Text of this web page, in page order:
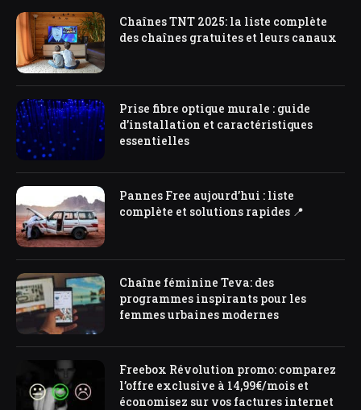
Chaînes TNT 2025: la liste complète
des chaînes gratuites et leurs canaux
Prise fibre optique murale : guide
d’installation et caractéristiques
essentielles
Pannes Free aujourd’hui : liste
complète et solutions rapides 📍
Chaîne féminine Teva: des
programmes inspirants pour les
femmes urbaines modernes
Freebox Révolution promo: comparez
l’offre exclusive à 14,99€/mois et
économisez sur vos factures internet